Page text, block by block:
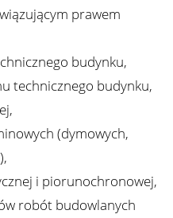
prawem
budynku,
technicznego budynku,
(dymowych,
i piorunochronowej,
robót budowlanych